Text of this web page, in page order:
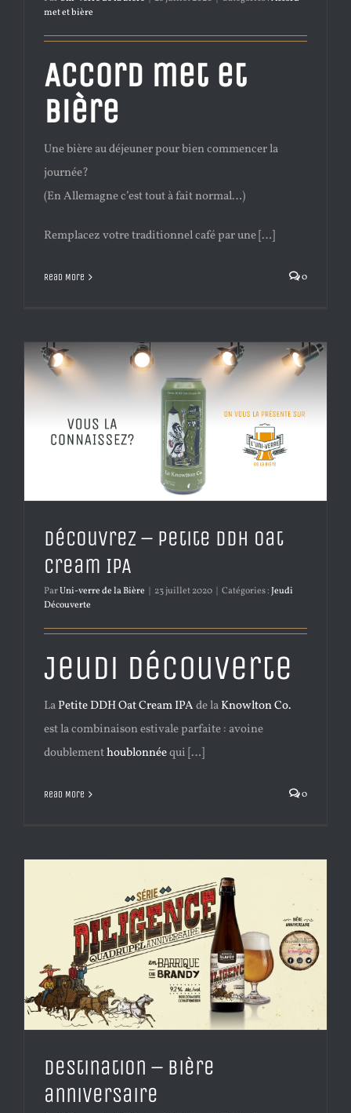
met et bière
Accord met et
bière
Une bière au déjeuner pour bien commencer la
journée?
(En Allemagne c’est tout à fait normal…)
Remplacez votre traditionnel café par une […]
Read More 0
Découvrez – Petite DDH Oat
Cream IPA
ParUni-verre de la Bière 23 juillet 2020 Catégories :Jeudi
Découverte
Jeudi Découverte
LaPetite DDH Oat Cream IPAde laKnowlton Co.
est la combinaison estivale parfaite : avoine
doublementhoublonnéequi […]
Read More 0
Destination – Bière
anniversaire